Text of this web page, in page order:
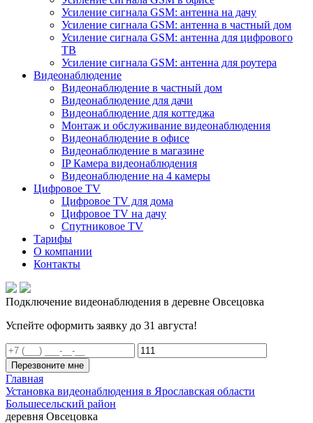
Усиление сигнала GSM: антенна на дачу
Усиление сигнала GSM: антенна в частный дом
Усиление сигнала GSM: антенна для цифрового
ТВ
Усиление сигнала GSM: антенна для роутера
Видеонаблюдение
Видеонаблюдение в частный дом
Видеонаблюдение для дачи
Видеонаблюдение для коттеджа
Монтаж и обслуживание видеонаблюдения
Видеонаблюдение в офисе
Видеонаблюдение в магазине
IP Камера видеонаблюдения
Видеонаблюдение на 4 камеры
Цифровое TV
Цифровое TV для дома
Цифровое TV на дачу
Спутниковое TV
Тарифы
О компании
Контакты
Подключение видеонаблюдения в деревне Овсецовка
Успейте оформить заявку до 31 августа!
Перезвоните мне
Главная
Установка видеонаблюдения в Ярославская области
Большесельский район
деревня Овсецовка